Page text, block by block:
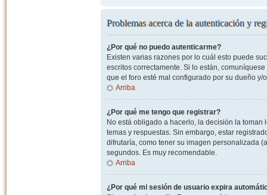
Problemas acerca de la autenticación y
¿Por qué no puedo autenticarme?
Existen varias razones por lo cuál esto puede
escritos correctamente. Si lo están,
que el foro esté mal configurado por su dueño
Arriba
¿Por qué me tengo que registrar?
No está obligado a hacerlo, la decisión la
temas y respuestas. Sin embargo, estar
difrutaría, como tener su imagen personalizada
segundos. Es muy recomendable.
Arriba
¿Por qué mi sesión de usuario expira